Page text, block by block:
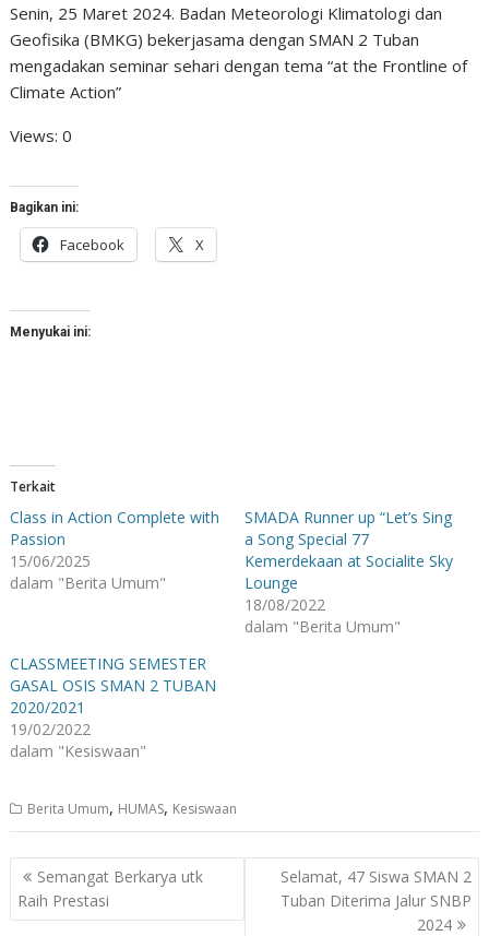
Senin, 25 Maret 2024. Badan Meteorologi Klimatologi dan
Geofisika (BMKG) bekerjasama dengan SMAN 2 Tuban
mengadakan seminar sehari dengan tema “at the Frontline of
Climate Action”
Views: 0
Bagikan ini:
Facebook X
Menyukai ini:
Terkait
Class in Action Complete with
Passion
15/06/2025
dalam "Berita Umum"
SMADA Runner up “Let’s Sing
a Song Special 77
Kemerdekaan at Socialite Sky
Lounge
18/08/2022
dalam "Berita Umum"
CLASSMEETING SEMESTER
GASAL OSIS SMAN 2 TUBAN
2020/2021
19/02/2022
dalam "Kesiswaan"
Berita Umum, HUMAS, Kesiswaan
Navigasi
pos
Semangat Berkarya utk
Raih Prestasi
Selamat, 47 Siswa SMAN 2
Tuban Diterima Jalur SNBP
2024